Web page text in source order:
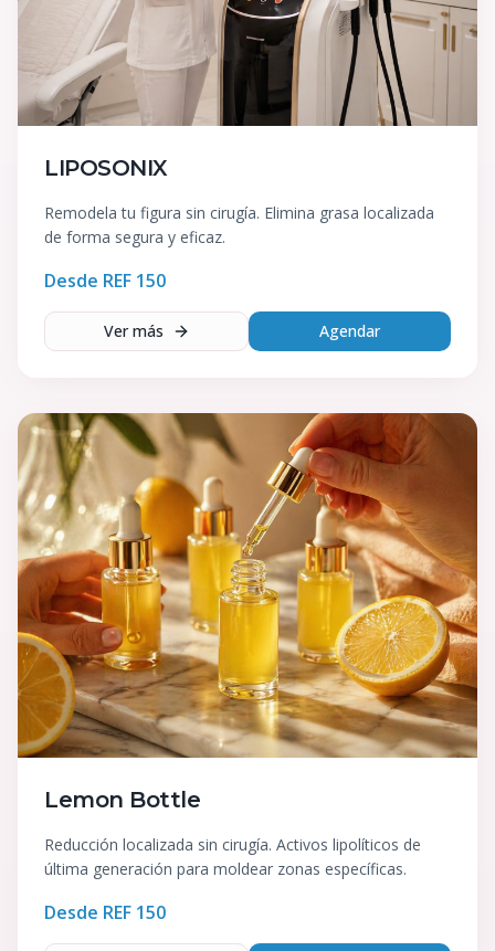
LIPOSONIX
Remodela tu figura sin cirugía. Elimina grasa localizada
de forma segura y eficaz.
Desde REF 150
Ver más Agendar
Lemon Bottle
Reducción localizada sin cirugía. Activos lipolíticos de
última generación para moldear zonas específicas.
Desde REF 150